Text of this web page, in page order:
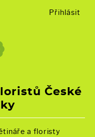
České
Přihlásit
a floristy